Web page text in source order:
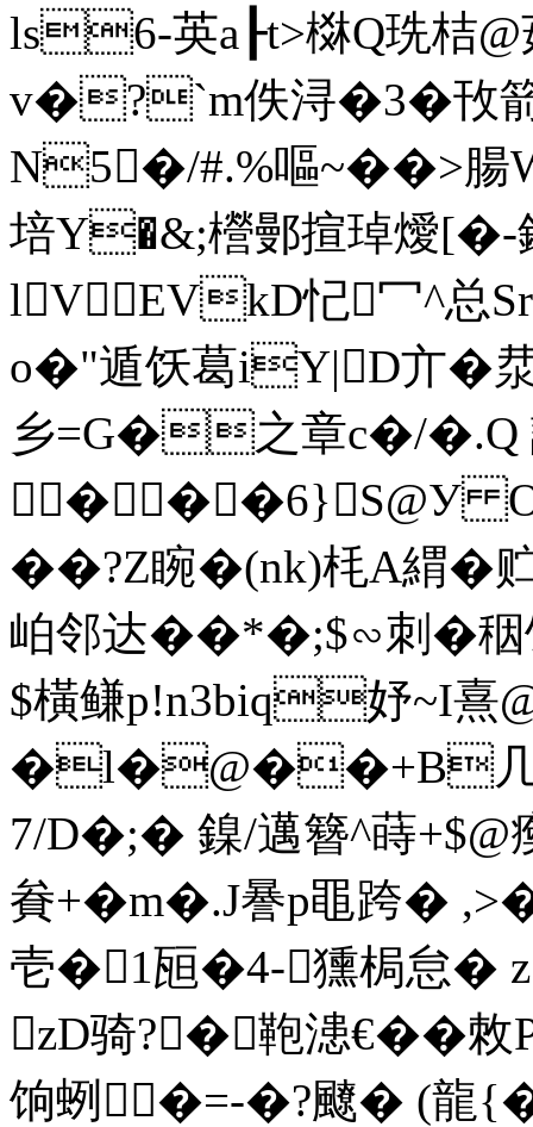
ls6-英a┠t>棥Q珗桔@
v�?`m佚浔�3�攼
N5�/#.%嘔~��>腸
培Y�&;櫿鄤揎琸燰[�-
lVEVkD忋冖^总
o�"遁饫葛iY|D亣�汬
乡=G�之章c�/
���6} S@У O~j
��?Z睕�(nk)枆A緭�
岶邻达��*�;$∽刺�
$橫鳒p!n3biq妤~I
�l�@��+B几M
7/D�;� 鎳/邁簪^蒔+$@
貵+�m�.J謈p黽跨�
壱�1瓸�4-獯梮怠�
zD骑?�鞄漶€��
饷蛚�=-�?飉� (龍